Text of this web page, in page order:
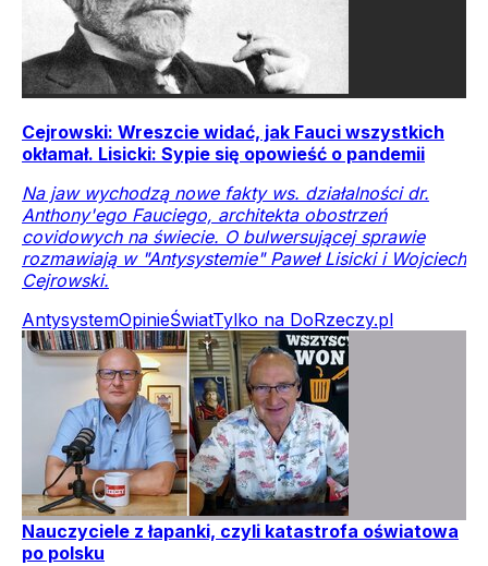
Cejrowski: Wreszcie widać, jak Fauci wszystkich
okłamał. Lisicki: Sypie się opowieść o pandemii
Na jaw wychodzą nowe fakty ws. działalności dr.
Anthony'ego Fauciego, architekta obostrzeń
covidowych na świecie. O bulwersującej sprawie
rozmawiają w "Antysystemie" Paweł Lisicki i Wojciech
Cejrowski.
AntysystemOpinieŚwiatTylko na DoRzeczy.pl
Nauczyciele z łapanki, czyli katastrofa oświatowa
po polsku